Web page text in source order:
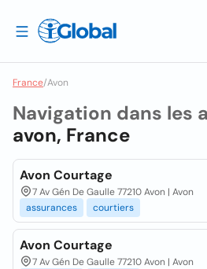
France/Avon
Navigation dans les
avon, France
Avon Courtage
7 Av Gén De Gaulle 77210 Avon | Avon
assurances
courtiers
Avon Courtage
7 Av Gén De Gaulle 77210 Avon | Avon